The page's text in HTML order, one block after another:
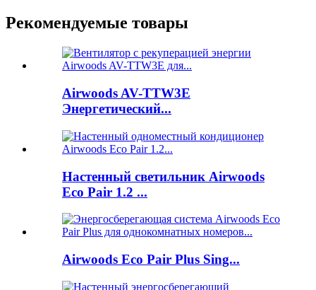
Рекомендуемые товары
Airwoods AV-TTW3E
Энергетический...
Настенный светильник Airwoods
Eco Pair 1.2 ...
Airwoods Eco Pair Plus Sing...